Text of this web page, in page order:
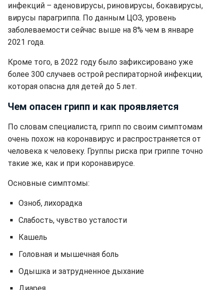
инфекций – аденовирусы, риновирусы, бокавирусы,
вирусы парагриппа. По данным ЦОЗ, уровень
заболеваемости сейчас выше на 8% чем в январе
2021 года.
Кроме того, в 2022 году было зафиксировано уже
более 300 случаев острой респираторной инфекции,
которая опасна для детей до 5 лет.
Чем опасен грипп и как проявляется
По словам специалиста, грипп по своим симптомам
очень похож на коронавирус и распространяется от
человека к человеку. Группы риска при гриппе точно
такие же, как и при коронавирусе.
Основные симптомы:
Озноб, лихорадка
Слабость, чувство усталости
Кашель
Головная и мышечная боль
Одышка и затрудненное дыхание